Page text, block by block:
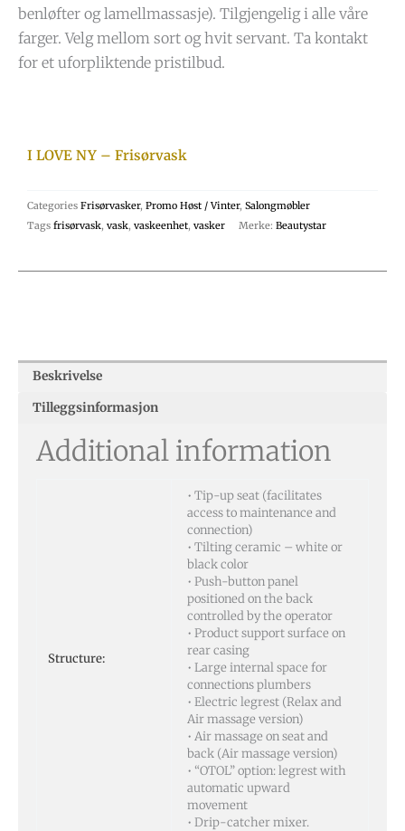
benløfter og lamellmassasje). Tilgjengelig i alle våre
farger. Velg mellom sort og hvit servant. Ta kontakt
for et uforpliktende pristilbud.
I LOVE NY – Frisørvask
Categories Frisørvasker, Promo Høst / Vinter, Salongmøbler
Tags frisørvask, vask, vaskeenhet, vasker Merke: Beautystar
Beskrivelse
Tilleggsinformasjon
Additional information
Structure:
• Tip-up seat (facilitates
access to maintenance and
connection)
• Tilting ceramic – white or
black color
• Push-button panel
positioned on the back
controlled by the operator
• Product support surface on
rear casing
• Large internal space for
connections plumbers
• Electric legrest (Relax and
Air massage version)
• Air massage on seat and
back (Air massage version)
• “OTOL” option: legrest with
automatic upward
movement
• Drip-catcher mixer.